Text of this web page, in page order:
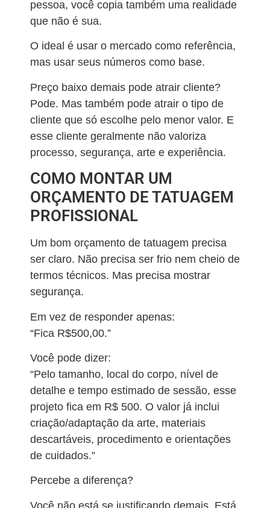
pessoa, você copia também uma realidade
que não é sua.
O ideal é usar o mercado como referência,
mas usar seus números como base.
Preço baixo demais pode atrair cliente?
Pode. Mas também pode atrair o tipo de
cliente que só escolhe pelo menor valor. E
esse cliente geralmente não valoriza
processo, segurança, arte e experiência.
COMO MONTAR UM
ORÇAMENTO DE TATUAGEM
PROFISSIONAL
Um bom orçamento de tatuagem precisa
ser claro. Não precisa ser frio nem cheio de
termos técnicos. Mas precisa mostrar
segurança.
Em vez de responder apenas:
“Fica R$500,00.”
Você pode dizer:
“Pelo tamanho, local do corpo, nível de
detalhe e tempo estimado de sessão, esse
projeto fica em R$ 500. O valor já inclui
criação/adaptação da arte, materiais
descartáveis, procedimento e orientações
de cuidados.”
Percebe a diferença?
Você não está se justificando demais. Está